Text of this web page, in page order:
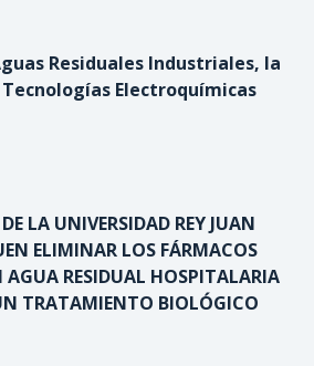
Residuales Industriales, la
Electroquímicas
LA UNIVERSIDAD REY JUAN
ELIMINAR LOS FÁRMACOS
AGUA RESIDUAL HOSPITALARIA
TRATAMIENTO BIOLÓGICO